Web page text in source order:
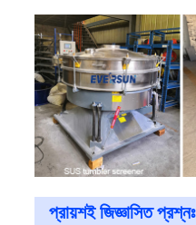
প্রায়শই জিজ্ঞাসিত প্রশ্নঃ